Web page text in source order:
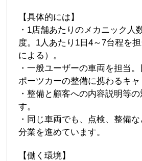
【具体的には】
・1店舗あたりのメカニック人
度。1人あたり1日4～7台程を
による）。
・一般ユーザーの車両を担当
ポーツカーの整備に携わるキャ
・整備と顧客への内容説明等
す。
・同じ車両でも、点検、整備
分業を進めています。
【働く環境】